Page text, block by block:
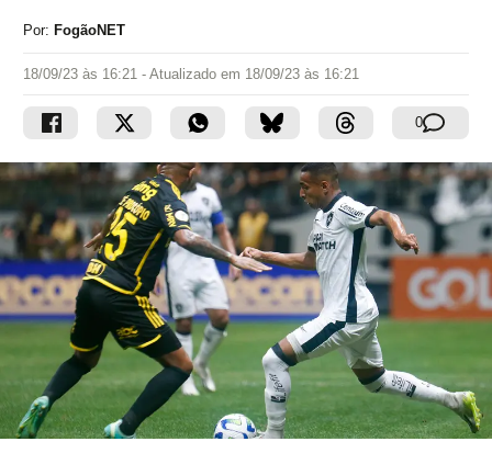
Por: FogãoNET
18/09/23 às 16:21 - Atualizado em 18/09/23 às 16:21
0